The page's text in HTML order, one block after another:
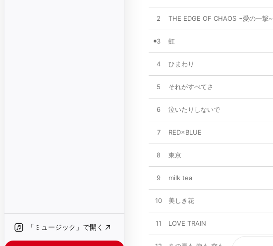
「ミュージック」で開く
2 THE EDGE OF CHAOS ~愛の一撃~
3 虹
4 ひまわり
5 それがすべてさ
6 泣いたりしないで
7 RED×BLUE
8 東京
9 milk tea
10 美しき花
11 LOVE TRAIN